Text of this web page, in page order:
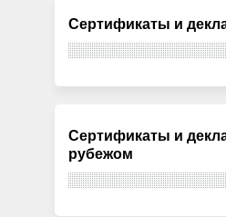
Сертификаты и
Сертификаты и
рубежом